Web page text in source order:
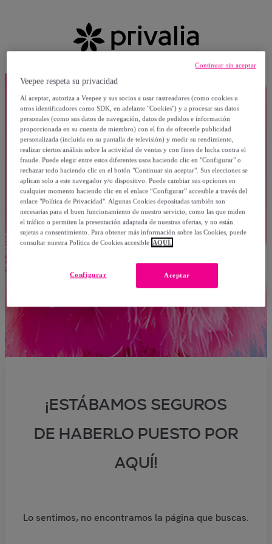
¡ESTÁBAMOS SEGUROS
DE HABERLO PUESTO POR
AQUÍ!
Lo sentimos, no encontramos la página que buscas.
Veepee respeta su privacidad
Al aceptar, autoriza a Veepee y sus socios a usar rastreadores (como cookies u
otros identificadores como SDK, en adelante "Cookies") y a procesar sus datos
personales (como sus datos de navegación, datos de pedidos e información
proporcionada en su cuenta de miembro) con el fin de ofrecerle publicidad
personalizada (incluida en su pantalla de televisión) y medir su rendimiento,
realizar ciertos análisis sobre la actividad de ventas y con fines de lucha contra el
fraude. Puede elegir entre estos diferentes usos haciendo clic en "Configurar" o
rechazar todo haciendo clic en el botón "Continuar sin aceptar". Sus elecciones se
aplican solo a este navegador y/o dispositivo. Puede cambiar sus opciones en
cualquier momento haciendo clic en el enlace “Configurar” accesible a través del
enlace "Política de Privacidad". Algunas Cookies depositadas también son
necesarias para el buen funcionamiento de nuestro servicio, como las que miden
el tráfico o permiten la presentación adaptada de nuestras ofertas, y no están
sujetas a consentimiento. Para obtener más información sobre las Cookies, puede
consultar nuestra Política de Cookies accesible AQUÍ.
Aceptar
Configurar
Continuar sin aceptar